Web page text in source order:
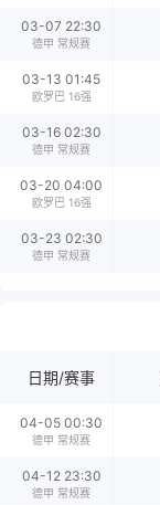
03-07 22:30
德甲 常规赛
03-13 01:45
欧罗巴 16强
03-16 02:30
德甲 常规赛
03-20 04:00
欧罗巴 16强
03-23 02:30
德甲 常规赛
日期/赛事
04-05 00:30
德甲 常规赛
04-12 23:30
德甲 常规赛